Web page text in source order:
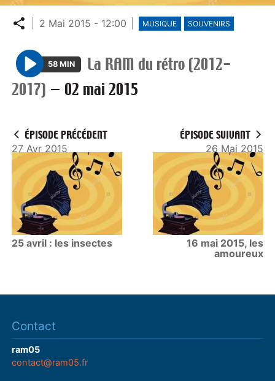
Partager
2 Mai 2015 - 12:00 MUSIQUE SOUVENIRS
P
l
58 MIN
La RAM du rétro (2012-
2017) —02 mai 2015
ÉPISODE PRÉCÉDENT
27 Avr 2015
25 avril : les insectes
ÉPISODE SUIVANT
26 Mai 2015
16 mai 2015, les
amoureux
Contact
ram05
contact@ram05.fr